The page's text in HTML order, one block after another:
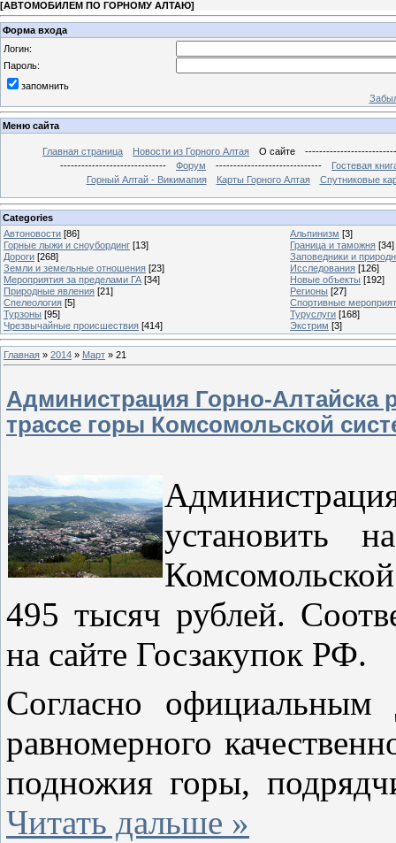
[АВТОМОБИЛЕМ ПО ГОРНОМУ АЛТАЮ]
Форма входа
Логин:
Пароль:
запомнить
Меню сайта
Главная страница Новости из Горного Алтая О сайте
------------------------------
Форум ------------------------------
Гостевая
Горный Алтай - Викимапия
Карты Горного Алтая Спутниковые
Categories
Автоновости [86] Альпинизм [3]
Горные лыжи и сноубординг [13] Граница и таможня [34]
Дороги [268]
Заповедники и
Земли и земельные отношения [23] Исследования [126]
Мероприятия за пределами ГА [34] Новые объекты [192]
Природные явления [21] Регионы [27]
Спелеология [5]
Спортивные
Турзоны [95] Туруслуги [168]
Чрезвычайные происшествия [414] Экстрим [3]
Главная » 2014 » Март » 21
Администрация Горно-Алтайска
трассе горы Комсомольской
установить
495 тысяч рублей.
на сайте Госзакупок РФ.
Согласно официальным
равномерного
подножия горы,
Читать дальше »